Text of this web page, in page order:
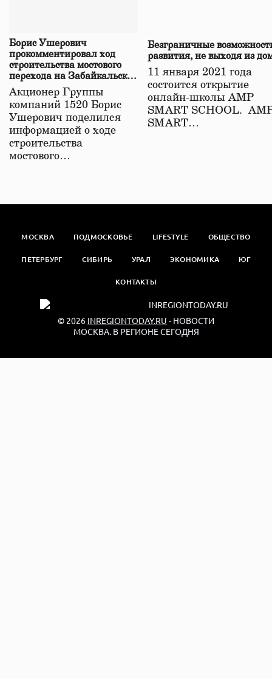
Борис Ушерович
прокомментировал ход
строительства мостового
перехода на Забайкальской
железной дороге
Акционер Группы
компаний 1520 Борис
Ушерович поделился
информацией о ходе
строительства
мостового…
Безграничные
развития, не выходя из
11 января 2021 года
состоится открытие
онлайн-школы АМР
SMART SCHOOL.
SMART…
МОСКВА ПОДМОСКОВЬЕ LIFESTYLE ОБЩЕСТВО
ПЕТЕРБУРГ СИБИРЬ УРАЛ ЭКОНОМИКА ЮГ
КОНТАКТЫ
© 2026 INREGIONTODAY.RU - НОВОСТИ
МОСКВА. В РЕГИОНЕ СЕГОДНЯ